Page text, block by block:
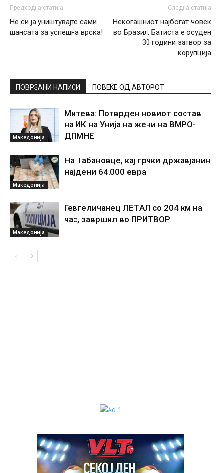
Предходна статија
Не си ја уништувајте сами
шансата за успешна врска!
Следна статија
Некогашниот најбогат човек
во Бразил, Батиста е осуден
30 години затвор за
корупција
ПОВРЗАНИ НАПИСИ ПОВЕЌЕ ОД АВТОРОТ
Македонија
Митева: Потврден новиот состав
на ИК на Унија на жени на ВМРО-
ДПМНЕ
Македонија
На Табановце, кај грчки државјанин
најдени 64.000 евра
Македонија
Гевгеличанец ЛЕТАЛ со 204 км на
час, завршил во ПРИТВОР